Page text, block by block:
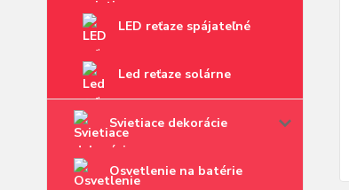
LED reťaze spájateľné
Led reťaze solárne
Svietiace dekorácie
Osvetlenie na batérie